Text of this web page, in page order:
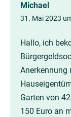
Michael
31. Mai 2023
Hallo, ich
Anerkennung
Garten von
150 Euro an